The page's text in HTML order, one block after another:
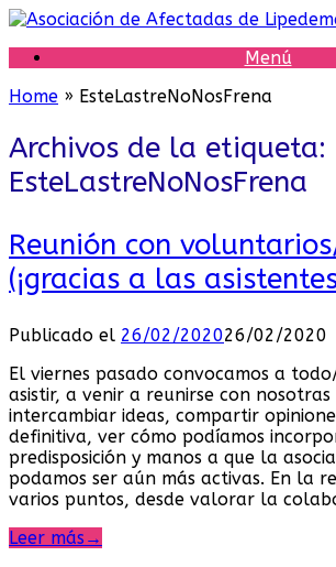
Saltar
contenido
Menú
Home » EsteLastreNoNosFrena
Archivos de la etiqueta:
EsteLastreNoNosFrena
Reunión con
(¡gracias a las
Publicado el 26/02/202026/02/2020
El viernes pasado convocamos a
asistir, a venir a reunirse con
intercambiar ideas, compartir
definitiva, ver cómo podíamos
predisposición y manos a que la
podamos ser aún más activas. En la
varios puntos, desde valorar la
Leer más →